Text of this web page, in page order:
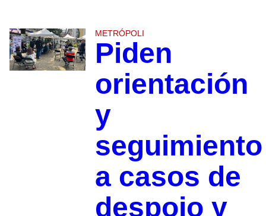
METRÓPOLI
Piden
orientación
y
seguimiento
a casos de
despojo y